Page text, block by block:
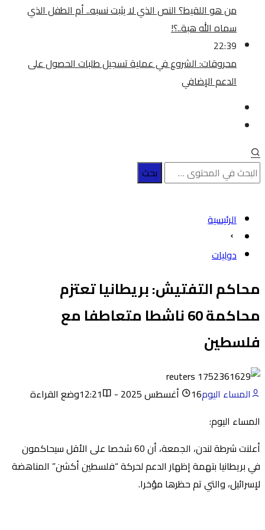
من هو اللقيط؟ النص الذي لا يثبت نسبه.. أم الطفل الذي
سماه الله هبة..؟!
22:39
محروقات: الشروع في عملية تسجيل طلبات الحصول على
الدعم الإضافي
الرئيسية
دوليات
محاكم التفتيش: بريطانيا تعتزم
محاكمة 60 ناشطا متعاطفا مع
فلسطين
المساء اليوم16 أغسطس 2025 - 12:21
وضع القراءة
المساء اليوم:
أعلنت شرطة لندن، الجمعة، أن 60 شخصا على الأقل سيحاكمون
في بريطانيا بتهمة إظهار الدعم لحركة “فلسطين أكشن” المناهضة
لإسرائيل، والتي تم حظرها مؤخرا.